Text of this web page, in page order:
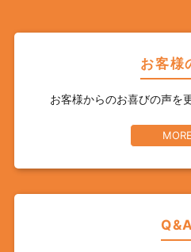
お客様
お客様からのお喜びの声を
MORE